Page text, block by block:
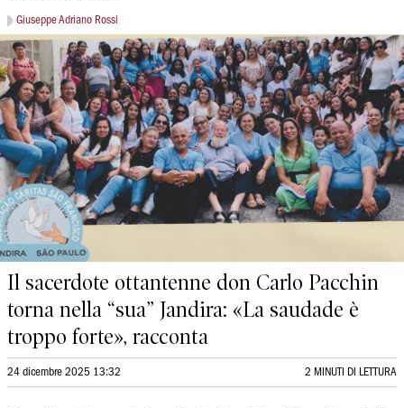
Giuseppe Adriano Rossi
Il sacerdote ottantenne don Carlo Pacchin
torna nella “sua” Jandira: «La saudade è
troppo forte», racconta
24 dicembre 2025 13:32 2 MINUTI DI LETTURA